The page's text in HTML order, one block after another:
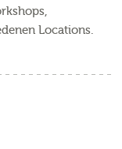
Locations.